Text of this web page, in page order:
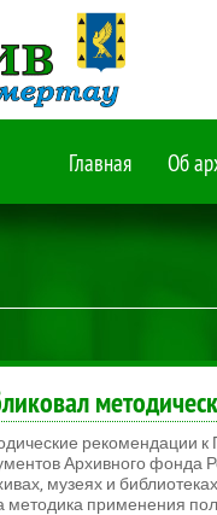
Главная Об
рекомендации к
Архивного фонда
музеях и
применения